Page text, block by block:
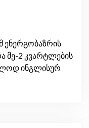
მე-2 კვარტლების
ინგლისურ